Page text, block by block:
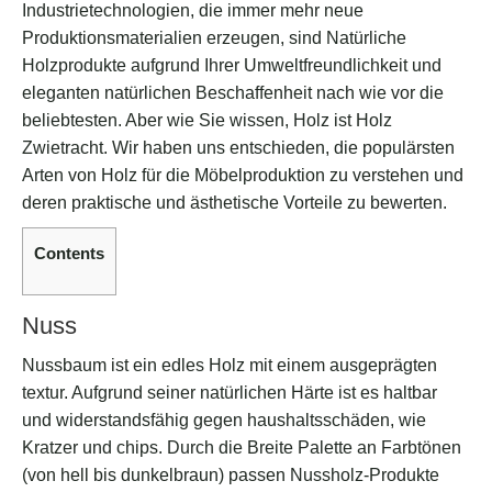
Industrietechnologien, die immer mehr neue
Produktionsmaterialien erzeugen, sind Natürliche
Holzprodukte aufgrund Ihrer Umweltfreundlichkeit und
eleganten natürlichen Beschaffenheit nach wie vor die
beliebtesten. Aber wie Sie wissen, Holz ist Holz
Zwietracht. Wir haben uns entschieden, die populärsten
Arten von Holz für die Möbelproduktion zu verstehen und
deren praktische und ästhetische Vorteile zu bewerten.
Contents
Nuss
Nussbaum ist ein edles Holz mit einem ausgeprägten
textur. Aufgrund seiner natürlichen Härte ist es haltbar
und widerstandsfähig gegen haushaltsschäden, wie
Kratzer und chips. Durch die Breite Palette an Farbtönen
(von hell bis dunkelbraun) passen Nussholz-Produkte